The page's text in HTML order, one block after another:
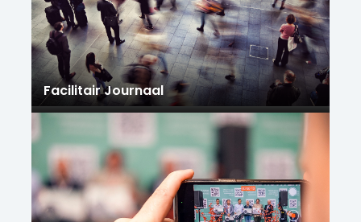
Facilitair Journaal